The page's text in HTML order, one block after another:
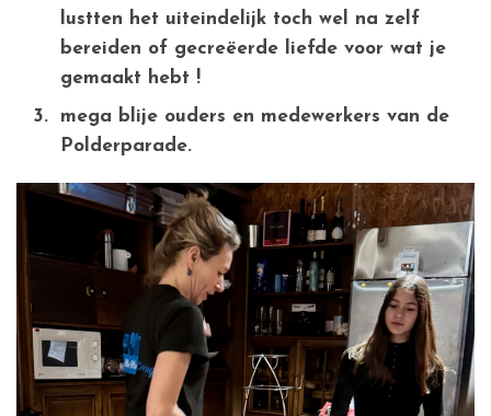
lustten het uiteindelijk toch wel na zelf
bereiden of gecreëerde liefde voor wat je
gemaakt hebt !
mega blije ouders en medewerkers van de
Polderparade.